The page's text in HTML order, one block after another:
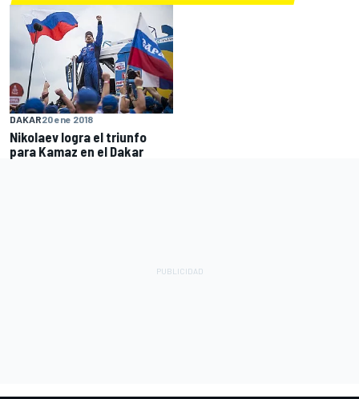
DAKAR20 ene 2018
Nikolaev logra el triunfo
para Kamaz en el Dakar